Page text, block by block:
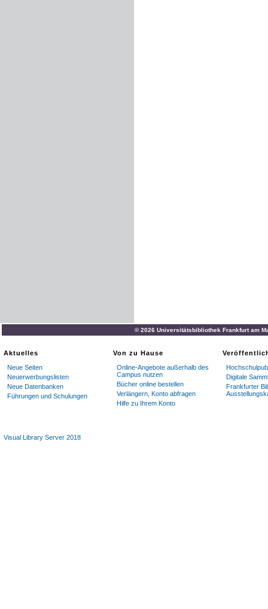
© 2026 Universitätsbibliothek Frankfurt am
Aktuelles
Neue Seiten
Neuerwerbungslisten
Neue Datenbanken
Führungen und Schulungen
Von zu Hause
Online-Angebote außerhalb des
Campus nutzen
Bücher online bestellen
Verlängern, Konto abfragen
Hilfe zu Ihrem Konto
Digitale
Frankfurter
Visual Library Server 2018